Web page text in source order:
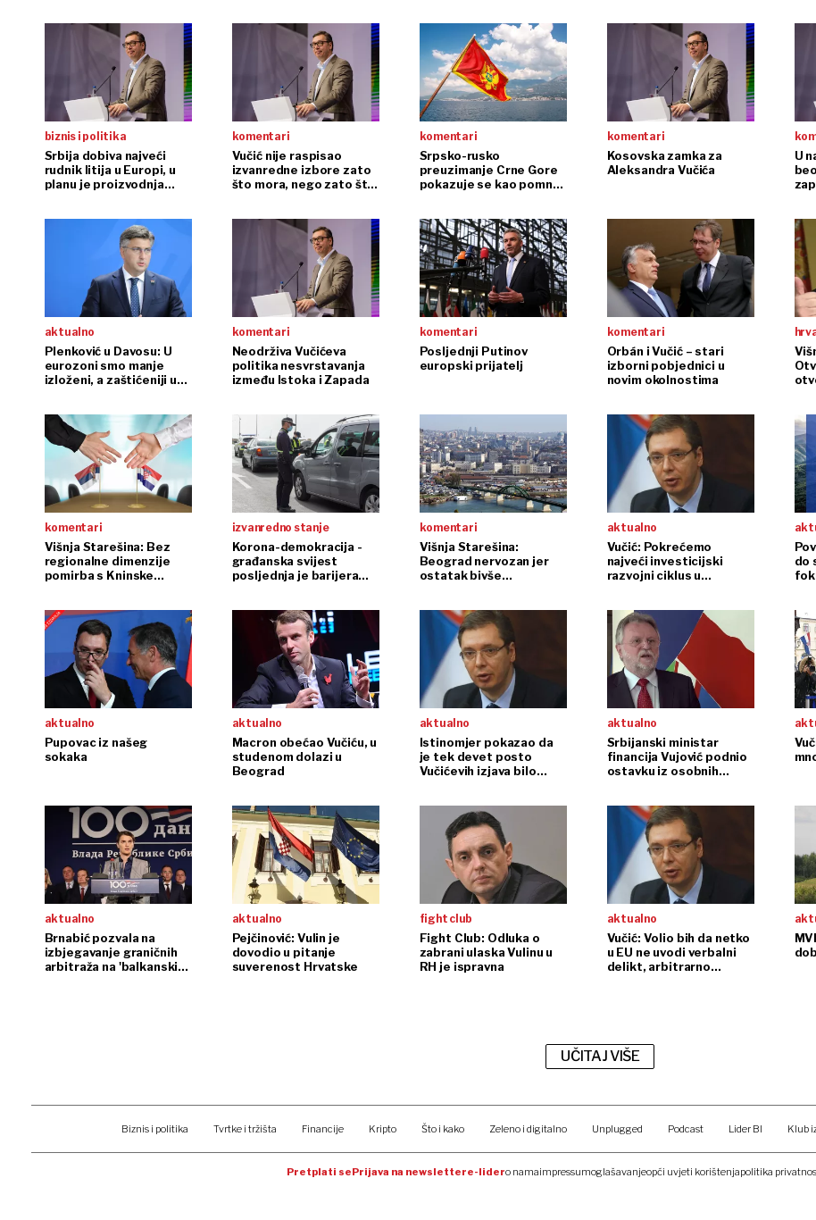
državu i LGBTQ prava
biznis i politika
Srbija dobiva najveći
rudnik litija u Europi, u
planu je proizvodnja
komentari
Vučić nije raspisao
izvanredne izbore zato
što mora, nego zato što
komentari
Srpsko-rusko
preuzimanje Crne Gore
pokazuje se kao pomno
komentari
Kosovska zamka za
Aleksandra Vučića
U
aktualno
Plenković u Davosu: U
eurozoni smo manje
izloženi, a zaštićeniji u
komentari
Neodrživa Vučićeva
politika nesvrstavanja
između Istoka i Zapada
komentari
Posljednji Putinov
europski prijatelj
komentari
Orbán i Vučić – stari
izborni pobjednici u
novim okolnostima
komentari
Višnja Starešina: Bez
regionalne dimenzije
pomirba s Kninske
izvanredno stanje
Korona-demokracija -
građanska svijest
posljednja je barijera
komentari
Višnja Starešina:
Beograd nervozan jer
ostatak bivše
aktualno
Vučić: Pokrećemo
najveći investicijski
razvojni ciklus u
do
aktualno
Pupovac iz našeg
sokaka
aktualno
Macron obećao Vučiću, u
studenom dolazi u
Beograd
aktualno
Istinomjer pokazao da
je tek devet posto
Vučićevih izjava bilo
aktualno
Srbijanski ministar
financija Vujović podnio
ostavku iz osobnih
aktualno
Brnabić pozvala na
izbjegavanje graničnih
arbitraža na 'balkanski
aktualno
Pejčinović: Vulin je
dovodio u pitanje
suverenost Hrvatske
fight club
Fight Club: Odluka o
zabrani ulaska Vulinu u
RH je ispravna
aktualno
Vučić: Volio bih da netko
u EU ne uvodi verbalni
delikt, arbitrarno
UČITAJ VIŠE
Biznis i politika Tvrtke i tržišta Financije Kripto Što i kako Zeleno i digitalno Unplugged Podcast Lider BI Klub
Pretplati sePrijava na newslettere-lidero namaimpressumoglašavanjeopći uvjeti korištenjapolitika